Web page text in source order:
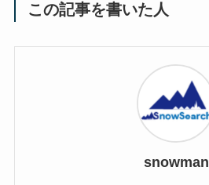
この記事を書いた人
snowman